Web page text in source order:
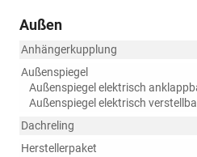
Außen
Anhängerkupplung
Außenspiegel
Außenspiegel elektrisch
Außenspiegel elektrisch
Dachreling
Herstellerpaket